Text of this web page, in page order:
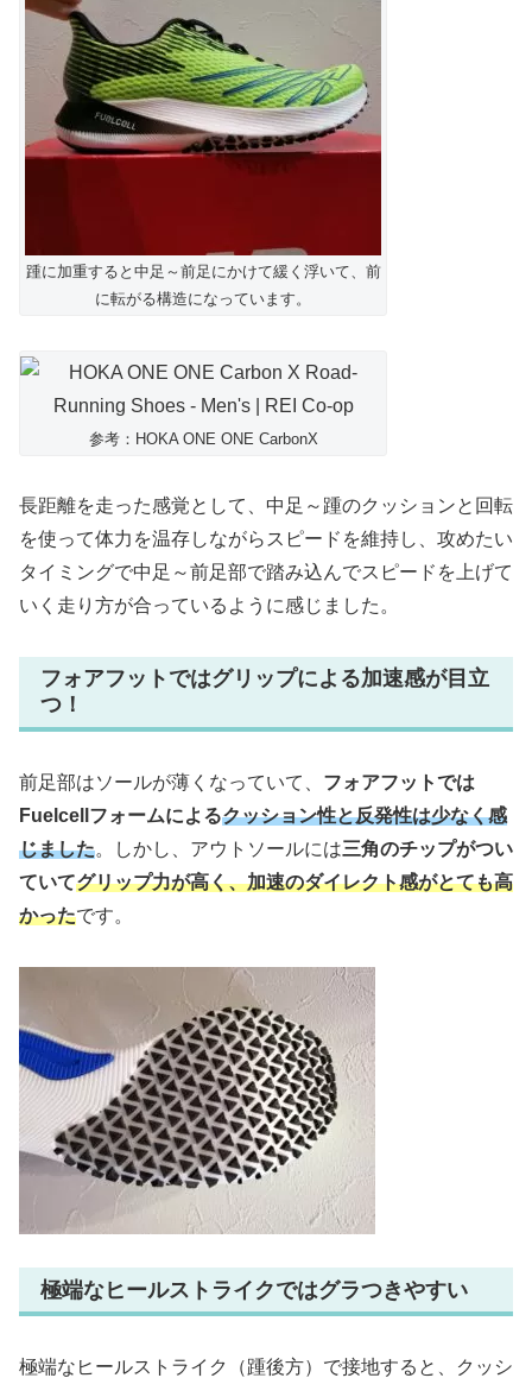
踵に加重すると中足～前足にかけて緩く浮いて、前
に転がる構造になっています。
参考：HOKA ONE ONE CarbonX
長距離を走った感覚として、中足～踵のクッションと回転
を使って体力を温存しながらスピードを維持し、攻めたい
タイミングで中足～前足部で踏み込んでスピードを上げて
いく走り方が合っているように感じました。
フォアフットではグリップによる加速感が目立
つ！
前足部はソールが薄くなっていて、 フォアフットでは
Fuelcellフォームによるクッション性と反発性は少なく感
じました。しかし、アウトソールには三角のチップがつい
ていてグリップ力が高く、加速のダイレクト感がとても高
かったです。
極端なヒールストライクではグラつきやすい
極端なヒールストライク（踵後方）で接地すると、クッシ